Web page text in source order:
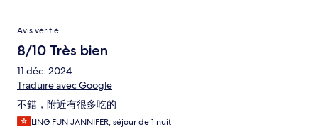
Avis vérifié
8/10 Très bien
11 déc. 2024
Traduire avec Google
不錯，附近有很多吃的
LING FUN JANNIFER, séjour de 1 nuit